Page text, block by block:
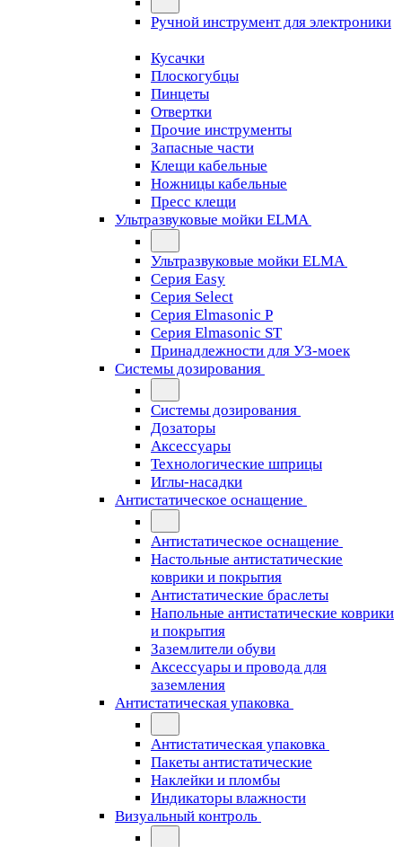
Ручной инструмент для электроники
Кусачки
Плоскогубцы
Пинцеты
Отвертки
Прочие инструменты
Запасные части
Клещи кабельные
Ножницы кабельные
Пресс клещи
Ультразвуковые мойки ELMA
Ультразвуковые мойки ELMA
Серия Easy
Серия Select
Серия Elmasonic P
Серия Elmasonic ST
Принадлежности для УЗ-моек
Системы дозирования
Системы дозирования
Дозаторы
Аксессуары
Технологические шприцы
Иглы-насадки
Антистатическое оснащение
Антистатическое оснащение
Настольные антистатические
коврики и покрытия
Антистатические браслеты
Напольные антистатические коврики
и покрытия
Заземлители обуви
Аксессуары и провода для
заземления
Антистатическая упаковка
Антистатическая упаковка
Пакеты антистатические
Наклейки и пломбы
Индикаторы влажности
Визуальный контроль